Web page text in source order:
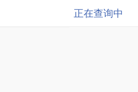
正在查询中